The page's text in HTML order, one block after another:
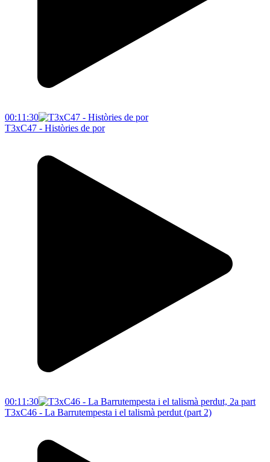
00:11:30
T3xC47 - Històries de por
00:11:30
T3xC46 - La Barrutempesta i el talismà perdut (part 2)